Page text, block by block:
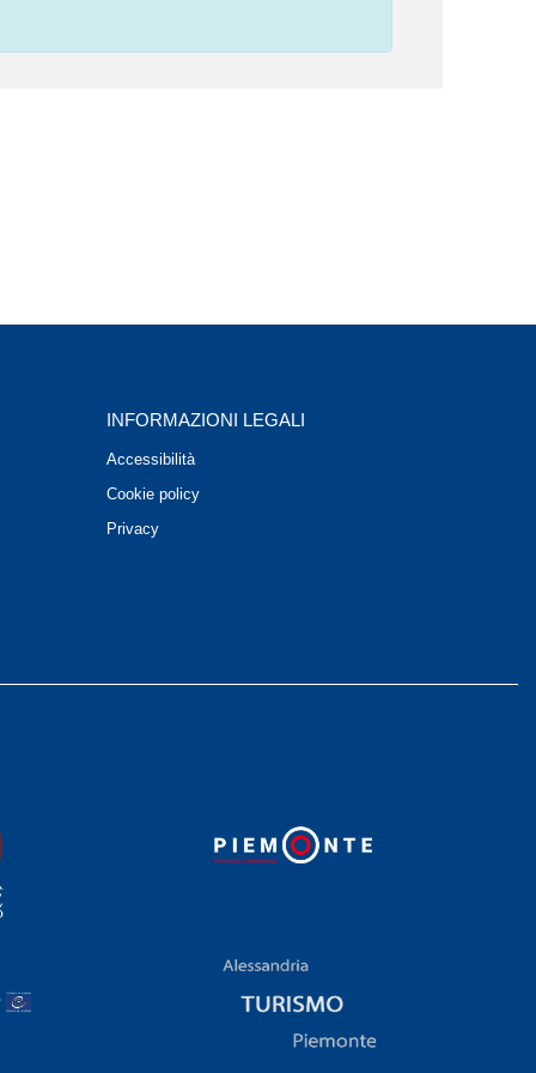
INFORMAZIONI LEGALI
Accessibilità
Cookie policy
Privacy